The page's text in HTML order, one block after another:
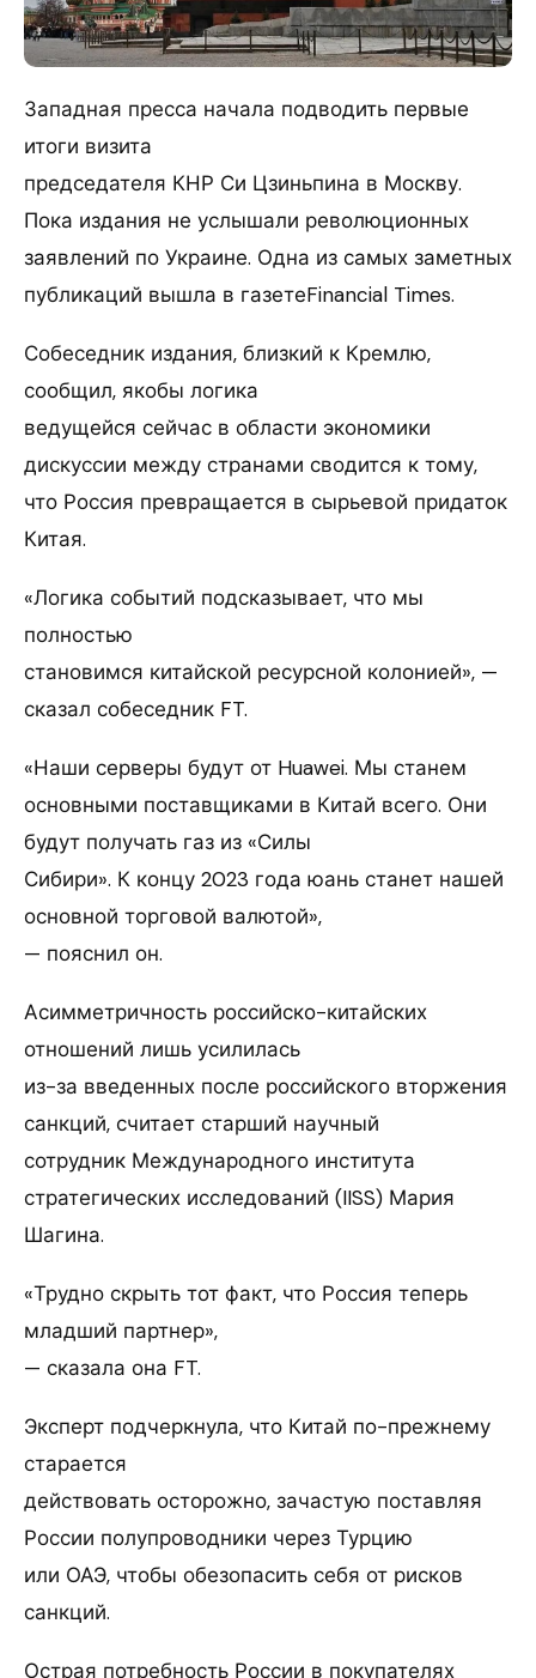
Западная пресса начала подводить первые
итоги визита
председателя КНР Си Цзиньпина в Москву.
Пока издания не услышали революционных
заявлений по Украине. Одна из самых заметных
публикаций вышла в газетеFinancial Times.
Собеседник издания, близкий к Кремлю,
сообщил, якобы логика
ведущейся сейчас в области экономики
дискуссии между странами сводится к тому,
что Россия превращается в сырьевой придаток
Китая.
«Логика событий подсказывает, что мы
полностью
становимся китайской ресурсной колонией», —
сказал собеседник FT.
«Наши серверы будут от Huawei. Мы станем
основными поставщиками в Китай всего. Они
будут получать газ из «Силы
Сибири». К концу 2023 года юань станет нашей
основной торговой валютой»,
— пояснил он.
Асимметричность российско-китайских
отношений лишь усилилась
из-за введенных после российского вторжения
санкций, считает старший научный
сотрудник Международного института
стратегических исследований (IISS) Мария
Шагина.
«Трудно скрыть тот факт, что Россия теперь
младший партнер»,
— сказала она FT.
Эксперт подчеркнула, что Китай по-прежнему
старается
действовать осторожно, зачастую поставляя
России полупроводники через Турцию
или ОАЭ, чтобы обезопасить себя от рисков
санкций.
Острая потребность России в покупателях